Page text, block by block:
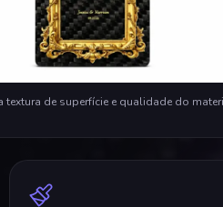
de superfície e qualidade do